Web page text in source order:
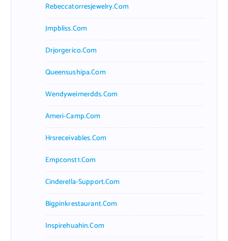
Rebeccatorresjewelry.com
Jmpbliss.com
Drjorgerico.com
Queensushipa.com
Wendyweimerdds.com
Ameri-Camp.com
Hrsreceivables.com
Empconst1.com
Cinderella-Support.com
Bigpinkrestaurant.com
Inspirehuahin.com